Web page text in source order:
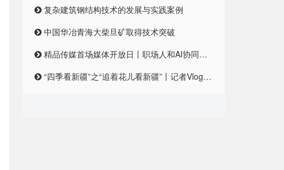
复杂建筑钢结构技术的发展与实践案例
中国华冶青海大柴旦矿取得技术突破
精品传媒首场媒体开放日丨职场人和AI协同合作，是一种怎样的体验？
“四季看新疆”之“追着花儿看新疆”丨记者Vlog:记者在和田直播带货艾德莱斯,首秀怎么样?